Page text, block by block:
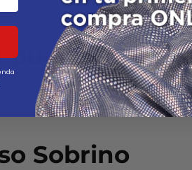
puede
Sobrino